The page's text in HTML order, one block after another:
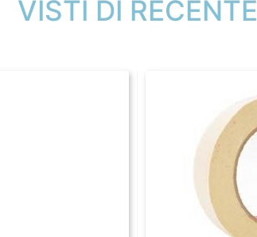
VISTI DI RECENTE